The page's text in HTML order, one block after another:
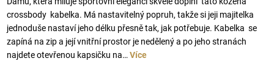
crossbody kabelka. Má nastavitelný popruh, takže si jeji majitelka
jednoduše nastaví jeho délku přesně tak, jak potřebuje. Kabelka se
zapíná na zip a její vnitřní prostor je nedělený a po jeho stranách
najdete otevřenou kapsičku na…Více